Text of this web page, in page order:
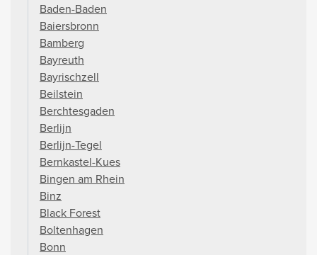
Baden-Baden
Baiersbronn
Bamberg
Bayreuth
Bayrischzell
Beilstein
Berchtesgaden
Berlijn
Berlijn-Tegel
Bernkastel-Kues
Bingen am Rhein
Binz
Black Forest
Boltenhagen
Bonn